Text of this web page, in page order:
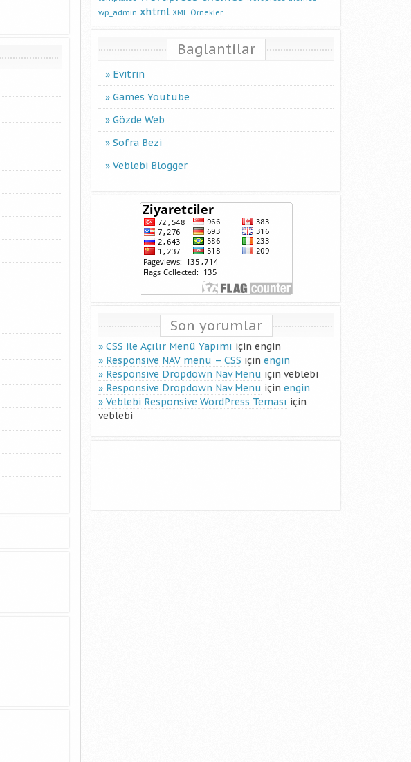
wp_admin xhtml XML Örnekler
Baglantilar
Evitrin
Games Youtube
Gözde Web
Sofra Bezi
Veblebi Blogger
Son yorumlar
CSS ile Açılır Menü Yapımı için engin
Responsive NAV menu – CSS için engin
Responsive Dropdown Nav Menu için veblebi
Responsive Dropdown Nav Menu için engin
Veblebi Responsive WordPress Teması için
veblebi